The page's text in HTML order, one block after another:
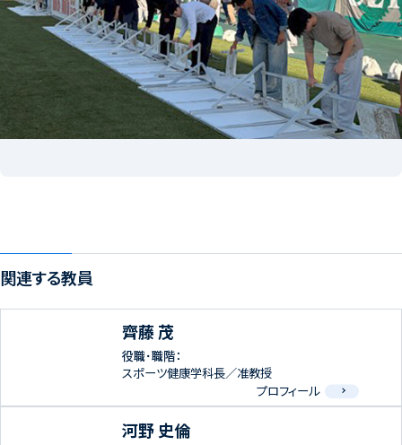
関連する教員
齊藤 茂
役職･職階：
スポーツ健康学科長／准教授
プロフィール
河野 史倫